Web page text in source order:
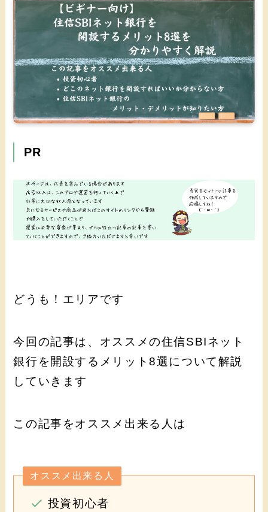
PR
どうも！エリアです
今回の記事は、オススメの住信SBIネット
銀行を開設するメリット8選について解説
していきます
この記事をオススメ出来る人は
オススメ出来る人
投資初心者